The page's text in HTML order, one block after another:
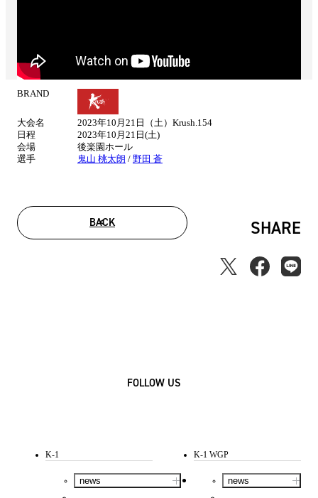
BRAND
大会名
2023年10月21日（土）Krush.154
日程
2023年10月21日(土)
会場
後楽園ホール
選手
鬼山 桃太朗 / 野田 蒼
BACK SHARE
FOLLOW US
K-1
news
K-1 WGP
news